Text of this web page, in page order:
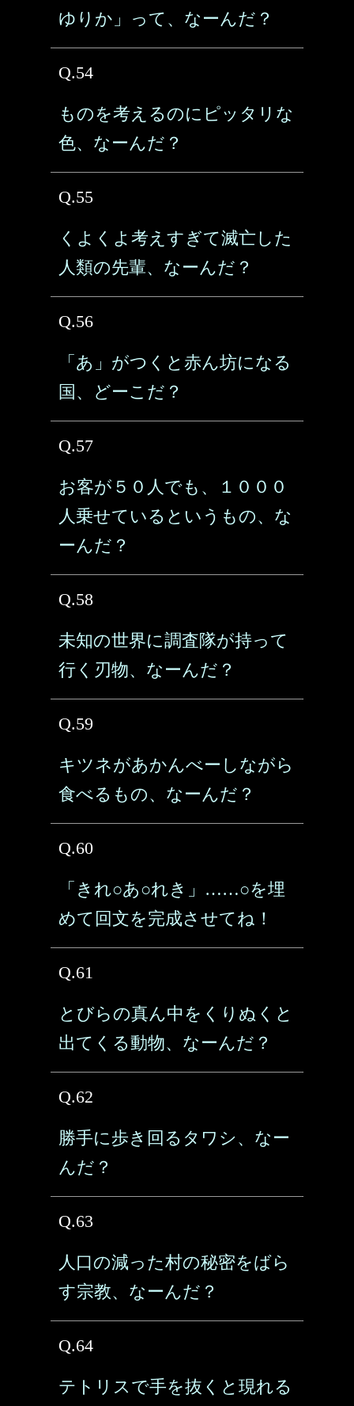
ゆりか」って、なーんだ？
Q.54
ものを考えるのにピッタリな
色、なーんだ？
Q.55
くよくよ考えすぎて滅亡した
人類の先輩、なーんだ？
Q.56
「あ」がつくと赤ん坊になる
国、どーこだ？
Q.57
お客が５０人でも、１０００
人乗せているというもの、な
ーんだ？
Q.58
未知の世界に調査隊が持って
行く刃物、なーんだ？
Q.59
キツネがあかんべーしながら
食べるもの、なーんだ？
Q.60
「きれ○あ○れき」……○を埋
めて回文を完成させてね！
Q.61
とびらの真ん中をくりぬくと
出てくる動物、なーんだ？
Q.62
勝手に歩き回るタワシ、なー
んだ？
Q.63
人口の減った村の秘密をばら
す宗教、なーんだ？
Q.64
テトリスで手を抜くと現れる